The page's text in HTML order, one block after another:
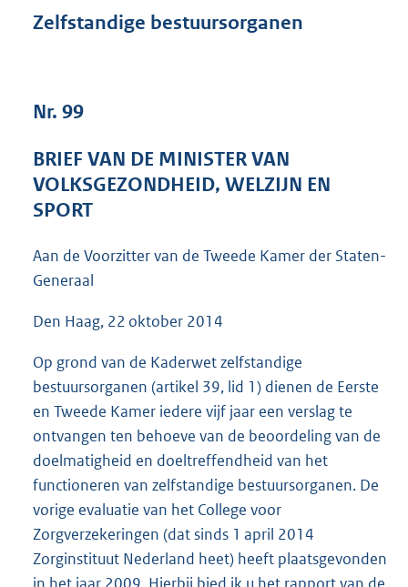
s
e
:
b
Zelfstandige bestuursorganen
Nr. 99
BRIEF VAN DE MINISTER VAN
VOLKSGEZONDHEID, WELZIJN EN
SPORT
Aan de Voorzitter van de Tweede Kamer der Staten-
Generaal
Den Haag, 22 oktober 2014
Op grond van de Kaderwet zelfstandige
bestuursorganen (artikel 39, lid 1) dienen de Eerste
en Tweede Kamer iedere vijf jaar een verslag te
ontvangen ten behoeve van de beoordeling van de
doelmatigheid en doeltreffendheid van het
functioneren van zelfstandige bestuursorganen. De
vorige evaluatie van het College voor
Zorgverzekeringen (dat sinds 1 april 2014
Zorginstituut Nederland heet) heeft plaatsgevonden